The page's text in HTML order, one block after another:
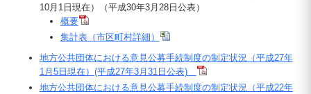
10月1日現在）（平成30年3月28日公表）
概要
集計表（市区町村詳細）
地方公共団体における意見公募手続制度の制定状況（平成27年
1月5日現在）(平成27年3月31日公表)
地方公共団体における意見公募手続制度の制定状況（平成22年